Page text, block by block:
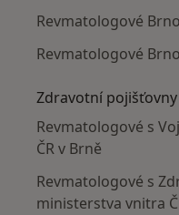
Revmatologové
Revmatologové
Zdravotní pojišťovny
Revmatologové s
ČR v Brně
Revmatologové s
ministerstva vnitra